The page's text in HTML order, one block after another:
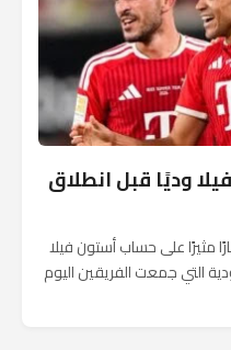
وديًا قبل انطلاق
مثيرًا على حساب أستون فيلا
المباراة الودية التي جمعت الفريقين اليوم